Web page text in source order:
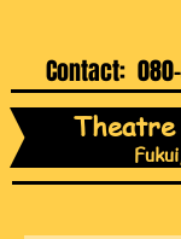
Contact:
Theatre